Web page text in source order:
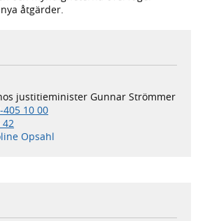
åtgärder.
justitieminister Gunnar Strömmer
405 10 00
42
Opsahl